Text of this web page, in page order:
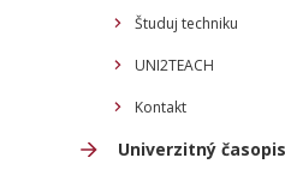
Študuj techniku
UNI2TEACH
Kontakt
Univerzitný časopis